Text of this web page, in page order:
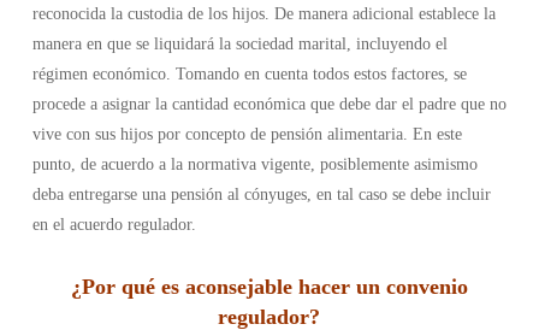
reconocida la custodia de los hijos. De manera adicional establece la
manera en que se liquidará la sociedad marital, incluyendo el
régimen económico. Tomando en cuenta todos estos factores, se
procede a asignar la cantidad económica que debe dar el padre que no
vive con sus hijos por concepto de pensión alimentaria. En este
punto, de acuerdo a la normativa vigente, posiblemente asimismo
deba entregarse una pensión al cónyuges, en tal caso se debe incluir
en el acuerdo regulador.
¿Por qué es aconsejable hacer un convenio
regulador?